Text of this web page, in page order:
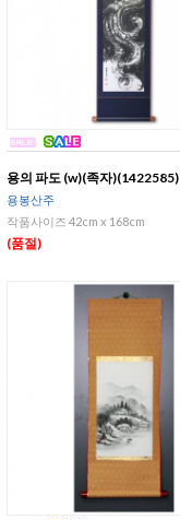
용의 파도 (w)(족자)(1422585)
용봉산주
작품사이즈 42cm x 168cm
(품절)